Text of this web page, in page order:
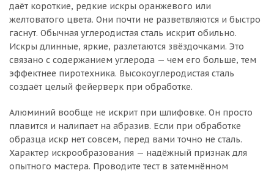
даёт короткие, редкие искры оранжевого или
желтоватого цвета. Они почти не разветвляются и быстро
гаснут. Обычная углеродистая сталь искрит обильно.
Искры длинные, яркие, разлетаются звёздочками. Это
связано с содержанием углерода — чем его больше, тем
эффектнее пиротехника. Высокоуглеродистая сталь
создаёт целый фейерверк при обработке.
Алюминий вообще не искрит при шлифовке. Он просто
плавится и налипает на абразив. Если при обработке
образца искр нет совсем, перед вами точно не сталь.
Характер искрообразования — надёжный признак для
опытного мастера. Проводите тест в затемнённом